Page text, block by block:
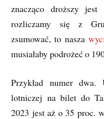
znacząco droższy
rozliczamy się z
zsumować, to nasza
musiałaby podrożeć o
Przykład numer dwa.
lotniczej na bilet do
2023 jest aż o 35 proc.